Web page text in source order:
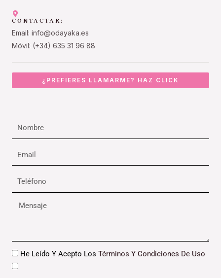
CONTACTAR:
Email: info@odayaka.es
Móvil: (+34) 635 31 96 88
¿PREFIERES LLAMARME? HAZ CLICK
Nombre
Email
Teléfono
Mensaje
DatosHe Leído Y Acepto Los Términos Y Condiciones De Uso